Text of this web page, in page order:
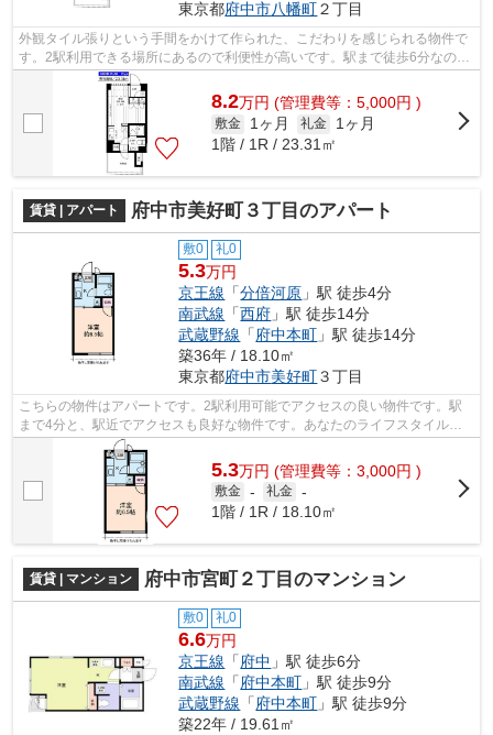
東京都府中市八幡町２丁目
外観タイル張りという手間をかけて作られた、こだわりを感じられる物件で
す。2駅利用できる場所にあるので利便性が高いです。駅まで徒歩6分なの
で、アクセスの良い物件です。造りとデ...
8.2万円 (管理費等：5,000円 )
敷金 1ヶ月 礼金
1ヶ月
1階 / 1R / 23.31㎡
賃貸 | アパート 府中市美好町３丁目のアパート
敷0 礼0
5.3万円
京王線 「分倍河原 」駅 徒歩4分
南武線 「西府 」駅 徒歩14分
武蔵野線 「府中本町 」駅 徒歩14分
築36年 / 18.10㎡
東京都府中市美好町３丁目
こちらの物件はアパートです。2駅利用可能でアクセスの良い物件です。駅
まで4分と、駅近でアクセスも良好な物件です。あなたのライフスタイルに
適した物件をお探しなら、当社にお任せ...
5.3万円 (管理費等：3,000円 )
敷金 - 礼金 -
1階 / 1R / 18.10㎡
賃貸 | マンション 府中市宮町２丁目のマンション
敷0 礼0
6.6万円
京王線 「府中 」駅 徒歩6分
南武線 「府中本町 」駅 徒歩9分
武蔵野線 「府中本町 」駅 徒歩9分
築22年 / 19.61㎡